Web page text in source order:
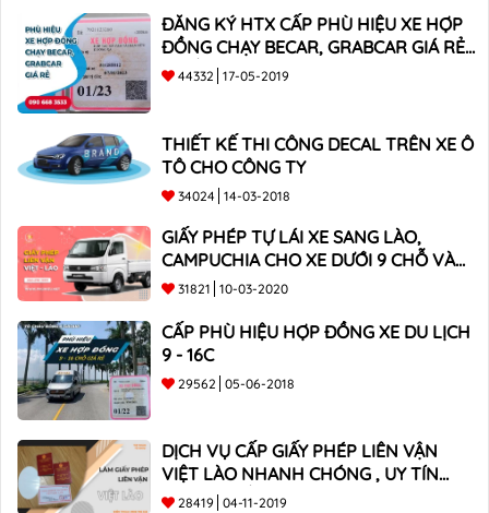
ĐĂNG KÝ HTX CẤP PHÙ HIỆU XE HỢP
ĐỒNG CHẠY BECAR, GRABCAR GIÁ RẺ
NHẤT
44332 17-05-2019
THIẾT KẾ THI CÔNG DECAL TRÊN XE Ô
TÔ CHO CÔNG TY
34024 14-03-2018
GIẤY PHÉP TỰ LÁI XE SANG LÀO,
CAMPUCHIA CHO XE DƯỚI 9 CHỖ VÀ
XE BÁN TẢI
31821 10-03-2020
CẤP PHÙ HIỆU HỢP ĐỒNG XE DU LỊCH
9 - 16C
29562 05-06-2018
DỊCH VỤ CẤP GIẤY PHÉP LIÊN VẬN
VIỆT LÀO NHANH CHÓNG , UY TÍN
TOÀN QUỐC
28419 04-11-2019